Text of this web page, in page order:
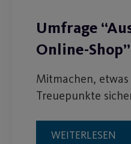
Umfrage
Online-Shop”
Mitmachen,
Treuepunkte
WEITERLESEN